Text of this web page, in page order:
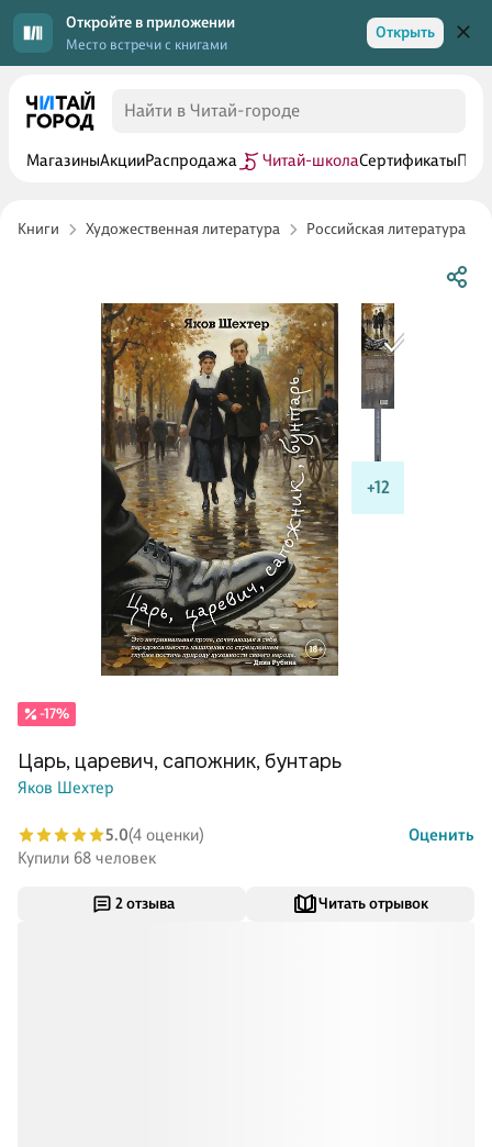
Откройте в приложении
Место встречи с книгами
Открыть
МагазиныАкцииРаспродажа Читай-школаСертификаты
Книги Художественная литература Российская литература
+12
2 отзыва Читать отрывок
-17%
Царь, царевич, сапожник, бунтарь
Яков Шехтер
5.0(4 оценки)
Оценить
Купили 68 человек